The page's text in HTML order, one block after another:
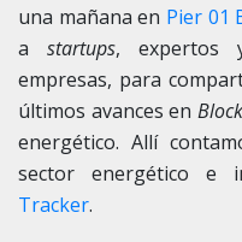
una mañana en Pier 01
a startups, expertos
empresas, para
últimos avances en
energético. Allí
sector energético e
Tracker.